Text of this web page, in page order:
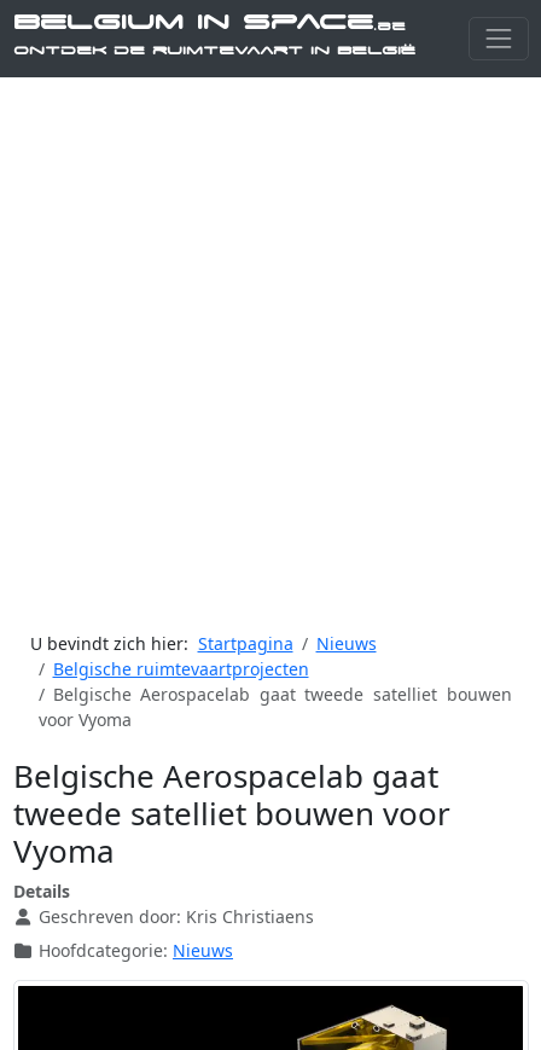
Belgium in Space.be
Ontdek de ruimtevaart in België
U bevindt zich hier: Startpagina
Nieuws
Belgische ruimtevaartprojecten
Belgische Aerospacelab gaat tweede satelliet bouwen
voor Vyoma
Belgische Aerospacelab gaat
tweede satelliet bouwen voor
Vyoma
Details
Geschreven door: Kris Christiaens
Hoofdcategorie: Nieuws